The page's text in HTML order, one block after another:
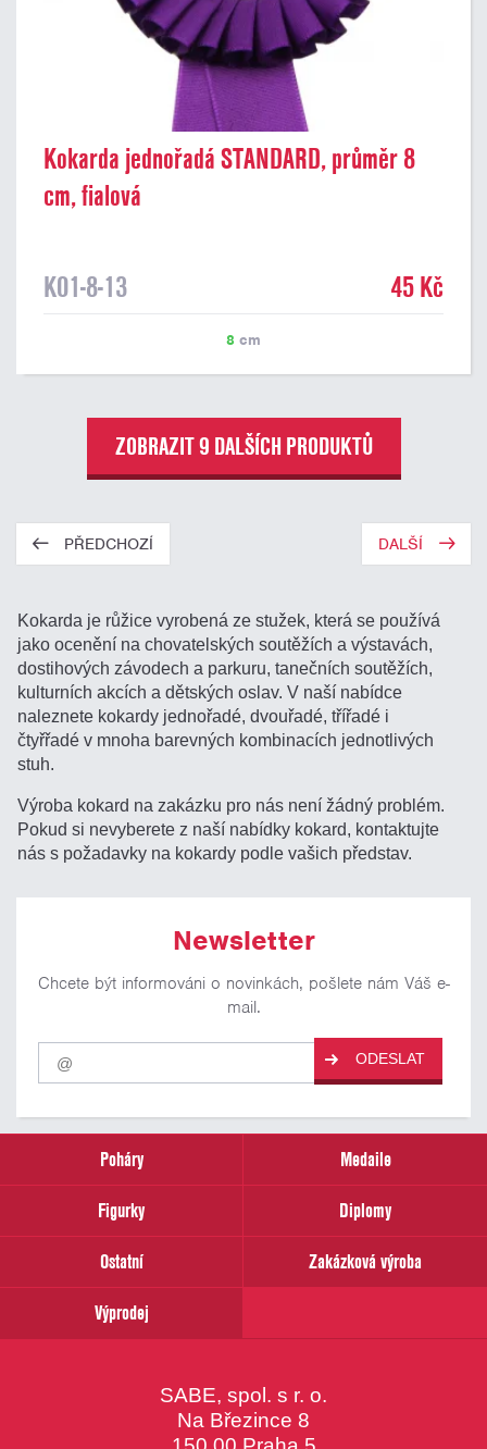
Kokarda jednořadá STANDARD, průměr 8
cm, fialová
K01-8-13 45 Kč
8 cm
ZOBRAZIT 9 DALŠÍCH PRODUKTŮ
PŘEDCHOZÍ DALŠÍ
Kokarda je růžice vyrobená ze stužek, která se používá
jako ocenění na chovatelských soutěžích a výstavách,
dostihových závodech a parkuru, tanečních soutěžích,
kulturních akcích a dětských oslav. V naší nabídce
naleznete kokardy jednořadé, dvouřadé, třířadé i
čtyřřadé v mnoha barevných kombinacích jednotlivých
stuh.
Výroba kokard na zakázku pro nás není žádný problém.
Pokud si nevyberete z naší nabídky kokard, kontaktujte
nás s požadavky na kokardy podle vašich představ.
Newsletter
Chcete být informováni o novinkách, pošlete nám Váš e-
mail.
Pro
odběr
našich
email
ODESLAT
Poháry
Medaile
Figurky
Diplomy
Ostatní
Zakázková výroba
Výprodej
SABE, spol. s r. o.
Na Březince 8